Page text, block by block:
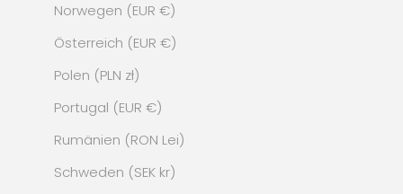
Norwegen (EUR €)
Österreich (EUR €)
Polen (PLN zł)
Portugal (EUR €)
Rumänien (RON Lei)
Schweden (SEK kr)